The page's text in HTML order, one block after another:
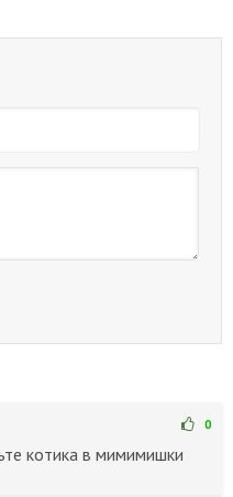
0
котика в мимимишки